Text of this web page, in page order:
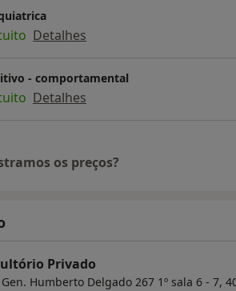
Detalhes
- comportamental
Detalhes
os preços?
Privado
Gen. Humberto Delgado 267 1º sala 6 - 7,